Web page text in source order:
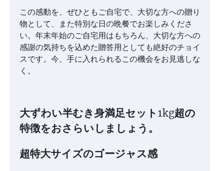
この感動を、ぜひともご自宅で、大切な方への贈り
物として、また特別な日の晩餐でお楽しみくださ
い。年末年始のご自宅用はもちろん、大切な方への
感謝の気持ちを込めた贈答用としても絶好のチョイ
スです。今、手に入れられるこの機会をお見逃しな
く。
大ずわい半むき身満足セット1kg超の
特徴をおさらいしましょう。
超特大サイズのゴージャス感